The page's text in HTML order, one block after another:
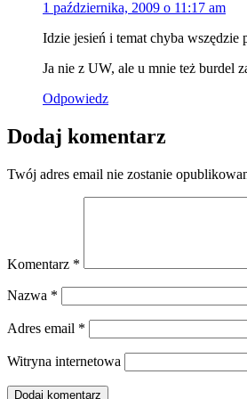
1 października, 2009 o 11:17 am
Idzie jesień i temat chyba wszędzie
Ja nie z UW, ale u mnie też burdel
Odpowiedz
Dodaj komentarz
Twój adres email nie zostanie
Komentarz *
Nazwa *
Adres email *
Witryna internetowa